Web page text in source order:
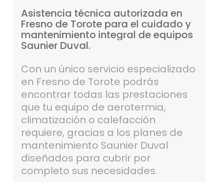
Asistencia técnica autorizada en
Fresno de Torote para el cuidadoy
mantenimiento integral deequipos
Saunier Duval.
Con un único servicio especializado
en Fresno de Torote podrás
encontrar todas las prestaciones
que tu equipo de aerotermia,
climatización o calefacción
requiere, gracias a los planes de
mantenimiento Saunier Duval
diseñados para cubrir por
completo sus necesidades.